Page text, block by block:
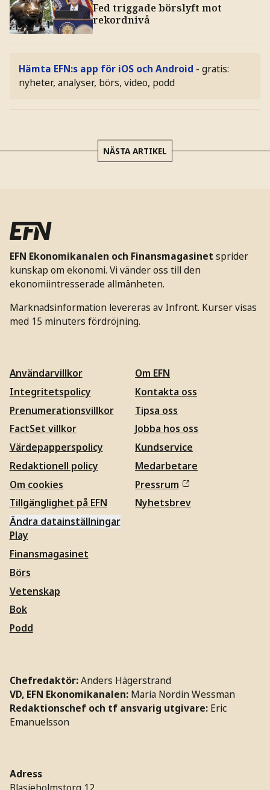
Fed triggade börslyft mot
rekordnivå
Hämta EFN:s app för iOS och Android - gratis:
nyheter, analyser, börs, video, podd
NÄSTA ARTIKEL
EFN Ekonomikanalen och Finansmagasinet sprider
kunskap om ekonomi. Vi vänder oss till den
ekonomiintresserade allmänheten.
Marknadsinformation levereras av Infront. Kurser visas
med 15 minuters fördröjning.
Användarvillkor
Integritetspolicy
Prenumerationsvillkor
FactSet villkor
Värdepapperspolicy
Redaktionell policy
Om cookies
Tillgänglighet på EFN
Ändra datainställningar
Om EFN
Kontakta oss
Tipsa oss
Jobba hos oss
Kundservice
Medarbetare
Pressrum
Nyhetsbrev
Play
Finansmagasinet
Börs
Vetenskap
Bok
Podd
Chefredaktör:Anders Hägerstrand
VD, EFN Ekonomikanalen: Maria Nordin Wessman
Redaktionschef och tf ansvarig utgivare: Eric
Emanuelsson
Adress